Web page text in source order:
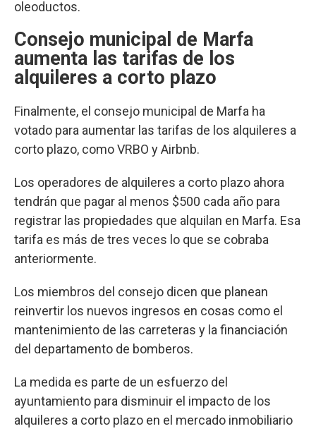
oleoductos.
Consejo municipal de Marfa
aumenta las tarifas de los
alquileres a corto plazo
Finalmente, el consejo municipal de Marfa ha
votado para aumentar las tarifas de los alquileres a
corto plazo, como VRBO y Airbnb.
Los operadores de alquileres a corto plazo ahora
tendrán que pagar al menos $500 cada año para
registrar las propiedades que alquilan en Marfa. Esa
tarifa es más de tres veces lo que se cobraba
anteriormente.
Los miembros del consejo dicen que planean
reinvertir los nuevos ingresos en cosas como el
mantenimiento de las carreteras y la financiación
del departamento de bomberos.
La medida es parte de un esfuerzo del
ayuntamiento para disminuir el impacto de los
alquileres a corto plazo en el mercado inmobiliario